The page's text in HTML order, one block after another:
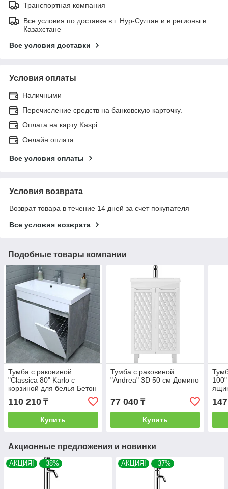
Транспортная компания
Все условия по доставке в г. Нур-Султан и в регионы в
Казахстане
Все условия доставки
Условия оплаты
Наличными
Перечисление средств на банковскую карточку.
Оплата на карту Kaspi
Онлайн оплата
Все условия оплаты
Условия возврата
Возврат товара в течение 14 дней за счет покупателя
Все условия возврата
Подобные товары компании
Тумба с раковиной
"Classica 80" Karlo с
корзиной для белья Бетон
110 210 ₸
Купить
Тумба с раковиной
"Andrea" 3D 50 см Домино
77 040₸
Купить
Акционные предложения и новинки
АКЦИЯ! –38% АКЦИЯ! –37%